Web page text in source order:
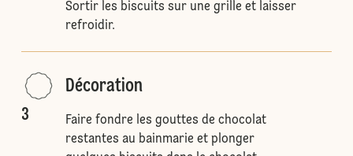
Sortir les biscuits sur une grille et laisser
refroidir.
3
Décoration
Faire fondre les gouttes de chocolat
restantes au bainmarie et plonger